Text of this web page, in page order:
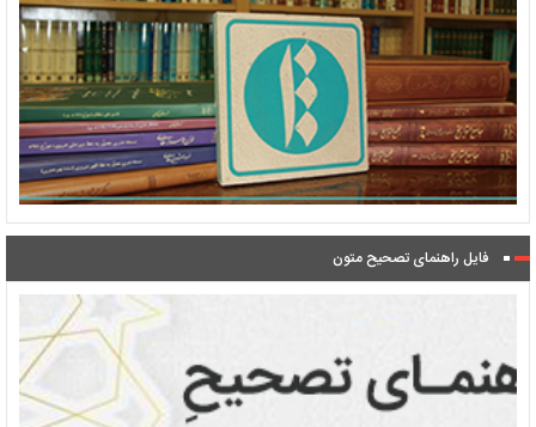
فایل راهنمای تصحیح متون